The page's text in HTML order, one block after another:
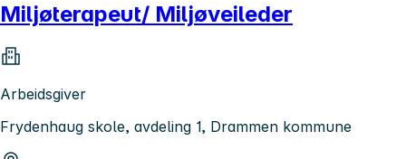
Miljøterapeut/ Miljøveileder
Arbeidsgiver
Frydenhaug skole, avdeling 1, Drammen kommune